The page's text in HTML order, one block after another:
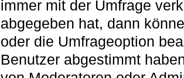
immer mit der Umfrage
abgegeben hat, dann
oder die Umfrageoption
Benutzer abgestimmt